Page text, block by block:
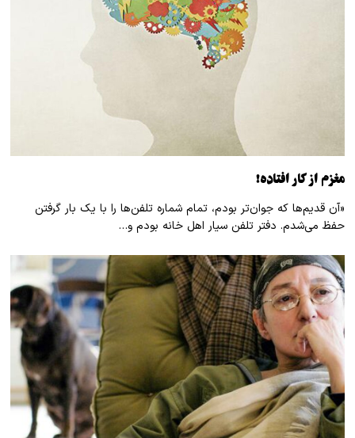
مغزم از کار افتاده!
«آن قدیم‌ها که جوان‌تر بودم، تمام شماره تلفن‌ها را با یک بار گرفتن
حفظ می‌شدم. دفتر تلفن سیار اهل خانه بودم و…